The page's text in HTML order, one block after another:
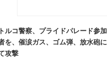
トルコ警察、プライドパレード参加
を、催涙ガス、ゴム弾、放水砲に
攻撃